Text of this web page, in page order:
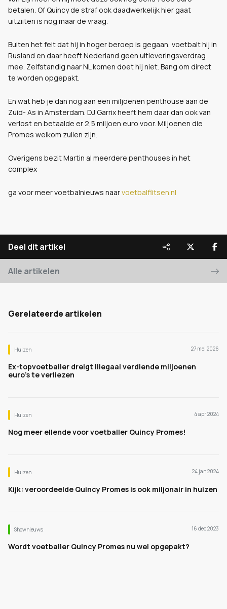
betalen. Of Quincy de straf ook daadwerkelijk hier gaat
uitziiten is nog maar de vraag.
Buiten het feit dat hij in hoger beroep is gegaan, voetbalt hij in
Rusland en daar heeft Nederland geen uitleveringsverdrag
mee. Zelfstandig naar NL komen doet hij niet. Bang om direct
te worden opgepakt.
En wat heb je dan nog aan een miljoenen penthouse aan de
Zuid- As in Amsterdam. DJ Garrix heeft hem daar dan ook van
verlost en betaalde er 2,5 miljoen euro voor. Miljoenen die
Promes welkom zullen zijn.
Overigens bezit Martin al meerdere penthouses in het
complex
ga voor meer voetbalnieuws naarvoetbalflitsen.nl
Deel dit artikel
Alle artikelen
Gerelateerde artikelen
Huizen 27 mei 2026
Ex-topvoetballer dreigt illegaal verdiende miljoenen
euro’s te verliezen
Huizen 4 apr 2024
Nog meer ellende voor voetballer Quincy Promes!
Huizen 24 jan 2024
Kijk: veroordeelde Quincy Promes is ook miljonair in huizen
Shownieuws 16 dec 2023
Wordt voetballer Quincy Promes nu wel opgepakt?